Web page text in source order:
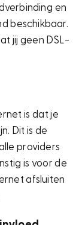
en
beschikbaar.
jij geen DSL-
is dat je
Dit is de
providers
is voor de
afsluiten